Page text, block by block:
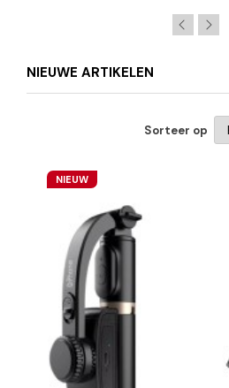
NIEUWE ARTIKELEN
Sorteer op
NIEUW